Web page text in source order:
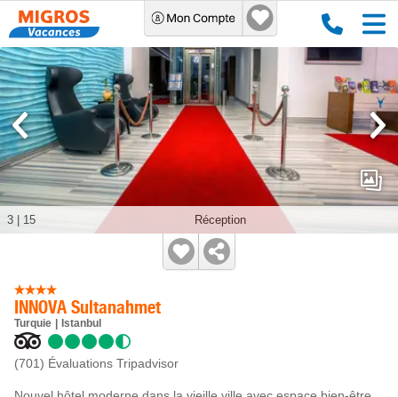
INNOVA Sultanahmet
Turquie Istanbul
(701) Évaluations Tripadvisor
Réception
3 15